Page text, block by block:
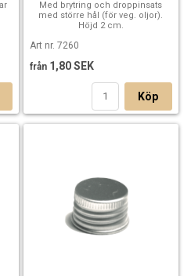
in
öppen hatt
Med brytring och droppinsats
med större hål (för veg. oljor).
Höjd 2 cm.
Art nr. 7260
från 1,80 SEK
Köp